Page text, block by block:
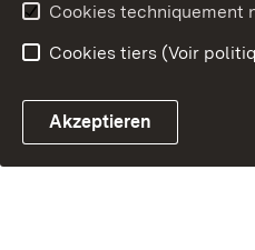
Cookies techniquement
Cookies tiers (Voir
Akzeptieren